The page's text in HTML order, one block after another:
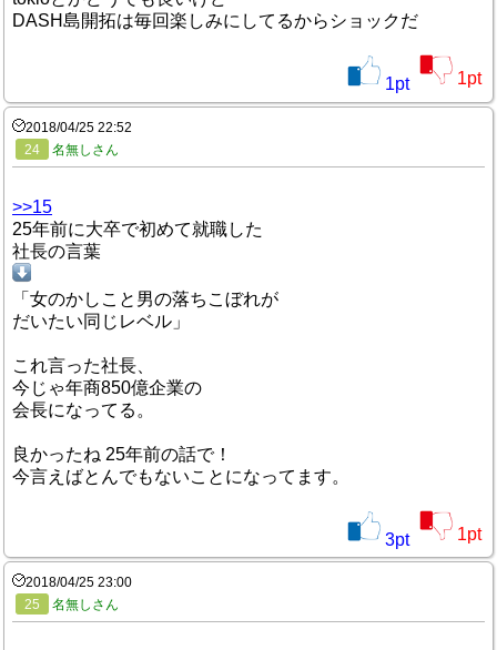
DASH島開拓は毎回楽しみにしてるからショックだ
1pt 1pt
2018/04/25 22:52
24
名無しさん
>>15
25年前に大卒で初めて就職した
社長の言葉
「女のかしこと男の落ちこぼれが
だいたい同じレベル」
これ言った社長、
今じゃ年商850億企業の
会長になってる。
良かったね 25年前の話で！
今言えばとんでもないことになってます。
3pt 1pt
2018/04/25 23:00
25
名無しさん